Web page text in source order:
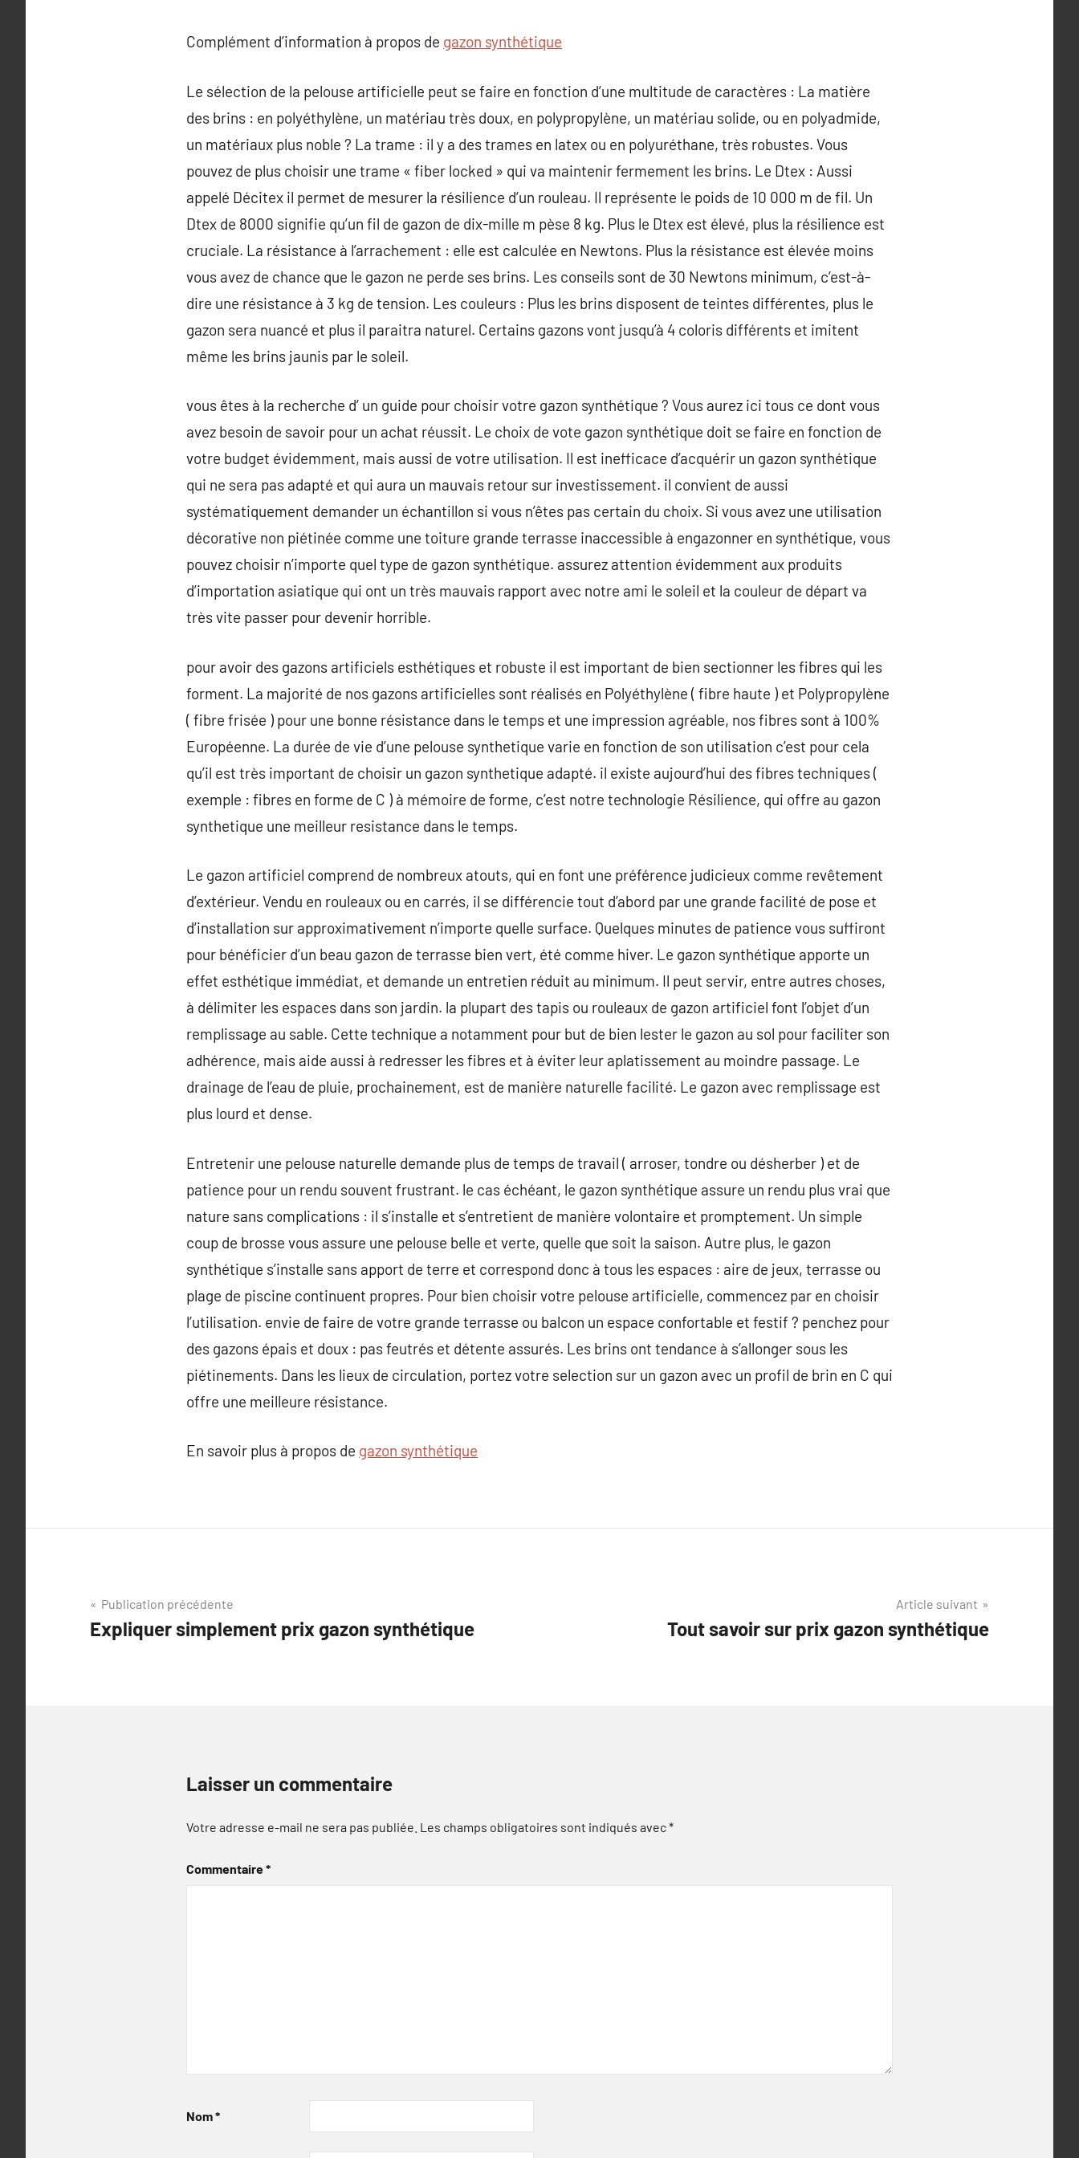
Complément d’information à propos de gazon synthétique
Le sélection de la pelouse artificielle peut se faire en fonction d’une multitude de caractères : La matière
des brins : en polyéthylène, un matériau très doux, en polypropylène, un matériau solide, ou en polyadmide,
un matériaux plus noble ? La trame : il y a des trames en latex ou en polyuréthane, très robustes. Vous
pouvez de plus choisir une trame « fiber locked » qui va maintenir fermement les brins. Le Dtex : Aussi
appelé Décitex il permet de mesurer la résilience d’un rouleau. Il représente le poids de 10 000 m de fil. Un
Dtex de 8000 signifie qu’un fil de gazon de dix-mille m pèse 8 kg. Plus le Dtex est élevé, plus la résilience est
cruciale. La résistance à l’arrachement : elle est calculée en Newtons. Plus la résistance est élevée moins
vous avez de chance que le gazon ne perde ses brins. Les conseils sont de 30 Newtons minimum, c’est-à-
dire une résistance à 3 kg de tension. Les couleurs : Plus les brins disposent de teintes différentes, plus le
gazon sera nuancé et plus il paraitra naturel. Certains gazons vont jusqu’à 4 coloris différents et imitent
même les brins jaunis par le soleil.
vous êtes à la recherche d’ un guide pour choisir votre gazon synthétique ? Vous aurez ici tous ce dont vous
avez besoin de savoir pour un achat réussit. Le choix de vote gazon synthétique doit se faire en fonction de
votre budget évidemment, mais aussi de votre utilisation. Il est inefficace d’acquérir un gazon synthétique
qui ne sera pas adapté et qui aura un mauvais retour sur investissement. il convient de aussi
systématiquement demander un échantillon si vous n’êtes pas certain du choix. Si vous avez une utilisation
décorative non piétinée comme une toiture grande terrasse inaccessible à engazonner en synthétique, vous
pouvez choisir n’importe quel type de gazon synthétique. assurez attention évidemment aux produits
d’importation asiatique qui ont un très mauvais rapport avec notre ami le soleil et la couleur de départ va
très vite passer pour devenir horrible.
pour avoir des gazons artificiels esthétiques et robuste il est important de bien sectionner les fibres qui les
forment. La majorité de nos gazons artificielles sont réalisés en Polyéthylène ( fibre haute ) et Polypropylène
( fibre frisée ) pour une bonne résistance dans le temps et une impression agréable, nos fibres sont à 100%
Européenne. La durée de vie d’une pelouse synthetique varie en fonction de son utilisation c’est pour cela
qu’il est très important de choisir un gazon synthetique adapté. il existe aujourd’hui des fibres techniques (
exemple : fibres en forme de C ) à mémoire de forme, c’est notre technologie Résilience, qui offre au gazon
synthetique une meilleur resistance dans le temps.
Le gazon artificiel comprend de nombreux atouts, qui en font une préférence judicieux comme revêtement
d’extérieur. Vendu en rouleaux ou en carrés, il se différencie tout d’abord par une grande facilité de pose et
d’installation sur approximativement n’importe quelle surface. Quelques minutes de patience vous suffiront
pour bénéficier d’un beau gazon de terrasse bien vert, été comme hiver. Le gazon synthétique apporte un
effet esthétique immédiat, et demande un entretien réduit au minimum. Il peut servir, entre autres choses,
à délimiter les espaces dans son jardin. la plupart des tapis ou rouleaux de gazon artificiel font l’objet d’un
remplissage au sable. Cette technique a notamment pour but de bien lester le gazon au sol pour faciliter son
adhérence, mais aide aussi à redresser les fibres et à éviter leur aplatissement au moindre passage. Le
drainage de l’eau de pluie, prochainement, est de manière naturelle facilité. Le gazon avec remplissage est
plus lourd et dense.
Entretenir une pelouse naturelle demande plus de temps de travail ( arroser, tondre ou désherber ) et de
patience pour un rendu souvent frustrant. le cas échéant, le gazon synthétique assure un rendu plus vrai que
nature sans complications : il s’installe et s’entretient de manière volontaire et promptement. Un simple
coup de brosse vous assure une pelouse belle et verte, quelle que soit la saison. Autre plus, le gazon
synthétique s’installe sans apport de terre et correspond donc à tous les espaces : aire de jeux, terrasse ou
plage de piscine continuent propres. Pour bien choisir votre pelouse artificielle, commencez par en choisir
l’utilisation. envie de faire de votre grande terrasse ou balcon un espace confortable et festif ? penchez pour
des gazons épais et doux : pas feutrés et détente assurés. Les brins ont tendance à s’allonger sous les
piétinements. Dans les lieux de circulation, portez votre selection sur un gazon avec un profil de brin en C qui
offre une meilleure résistance.
En savoir plus à propos de gazon synthétique
Navigation
de
Publication précédente
Expliquer simplement prix gazon synthétique
Article suivant
Tout savoir sur prix gazon synthétique
Laisser un commentaire
Votre adresse e-mail ne sera pas publiée. Les champs obligatoires sont indiqués avec*
Commentaire*
Nom*